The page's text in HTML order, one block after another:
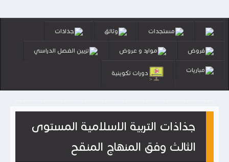
مستجدات وثائق جذاذات
فروض موارد و عروض تزيين الفصل الدراسي
مباريات دورات تكوينية
جذاذات التربية الاسلامية المستوى
الثالث وفق المنهاج المنقح